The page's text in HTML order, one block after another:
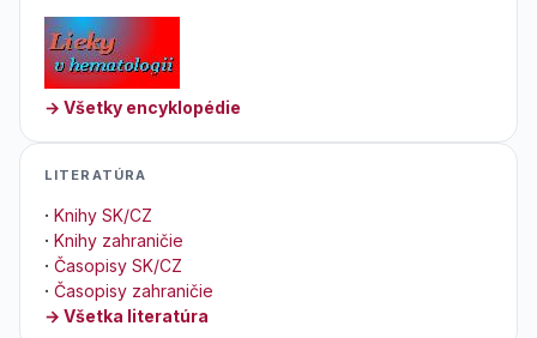
→ Všetky encyklopédie
LITERATÚRA
· Knihy SK/CZ
· Knihy zahraničie
· Časopisy SK/CZ
· Časopisy zahraničie
→ Všetka literatúra